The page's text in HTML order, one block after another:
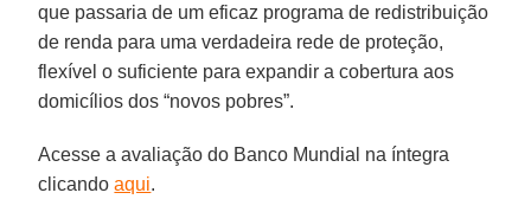
que passaria de um eficaz programa de redistribuição
de renda para uma verdadeira rede de proteção,
flexível o suficiente para expandir a cobertura aos
domicílios dos “novos pobres”.
Acesse a avaliação do Banco Mundial na íntegra
clicandoaqui.